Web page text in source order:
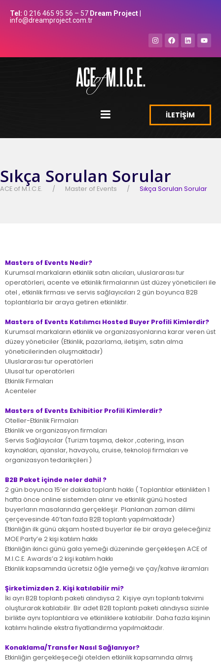
Tel: 0 216 465 95 56 – 57 Dream Project
info@dreamproject.com.tr
İLETİŞİM
Sıkça Sorulan Sorular
ACE of M.I.C.E. Master of Events Sıkça Sorulan Sorular
Masters of Events Nedir?
Kurumsal markaların etkinlik satın alıcıları, uluslararası tur
operatörleri, acente ve etkinlik firmalarının üst düzey yöneticileri ile
otel , etkinlik firması ve servis sağlayıcıları 2 gün boyunca B2B
toplantılarla bir araya getiren etkinliktir.
Masters of Events Katılımcı Hosted Buyer Profili Kimlerdir?
Kurumsal markaların etkinlik ve organizasyonlarına karar veren üst
düzey yöneticiler (Etkinlik, pazarlama, iletişim, satın alma
yöneticilerinden oluşmaktadır)
Uluslararası tur operatörleri
Ulusal tur operatörleri
Etkinlik Firmaları
Acenteler
Masters of Events Exhibitior Profili Kimlerdir?
Oteller-Etkinlik Firmaları
Etkinlik ve organizasyon firmaları
Servis Sağlayıcılar (Turizm taşıma, dekor ,catering, insan
kaynakları, ajanslar, havayolu, cruise, teknoloji firmaları ve
organizasyon tedarikçileri )
B2B Paket içinde neler dahil ?
2 gün boyunca 15’er dakika toplantı hakkı ( Toplantılar etkinlikten 1
hafta önce online sistemden alınır ve etkinlik günü hosted
buyerların masalarında gerçekleşir. Planlanan zaman dilimi
çerçevesinde 40’tan fazla B2B toplantı yapılmaktadır)
Etkinliğin ilk günü akşam hosted buyerlar ile bir araya geleceğiniz
MOE Party’e 2 kişi katılım hakkı
Etkinliğin ikinci günü gala yemeği düzeninde gerçekleşen ACE of
M.I.C.E. Awards’a 2 kişi katılım hakkı
Etkinlik kapsamında ücretsiz öğle yemeği ve çay/kahve ikramları
Şirketimizden 2. Kişi katılabilir mi?
İki ayrı B2B toplantı paketi alındıysa 2. Kişiye ayrı toplantı takvimi
oluşturarak katılabilir. Bir adet B2B toplantı paketi alındıysa sizinle
birlikte aynı toplantılara ve etkinliklere katılabilir. Daha fazla kişinin
katılımı halinde ekstra fiyatlandırma yapılmaktadır.
Konaklama/Transfer Nasıl Sağlanıyor?
Etkinliğin gerçekleşeceği otelden etkinlik kapsamında almış